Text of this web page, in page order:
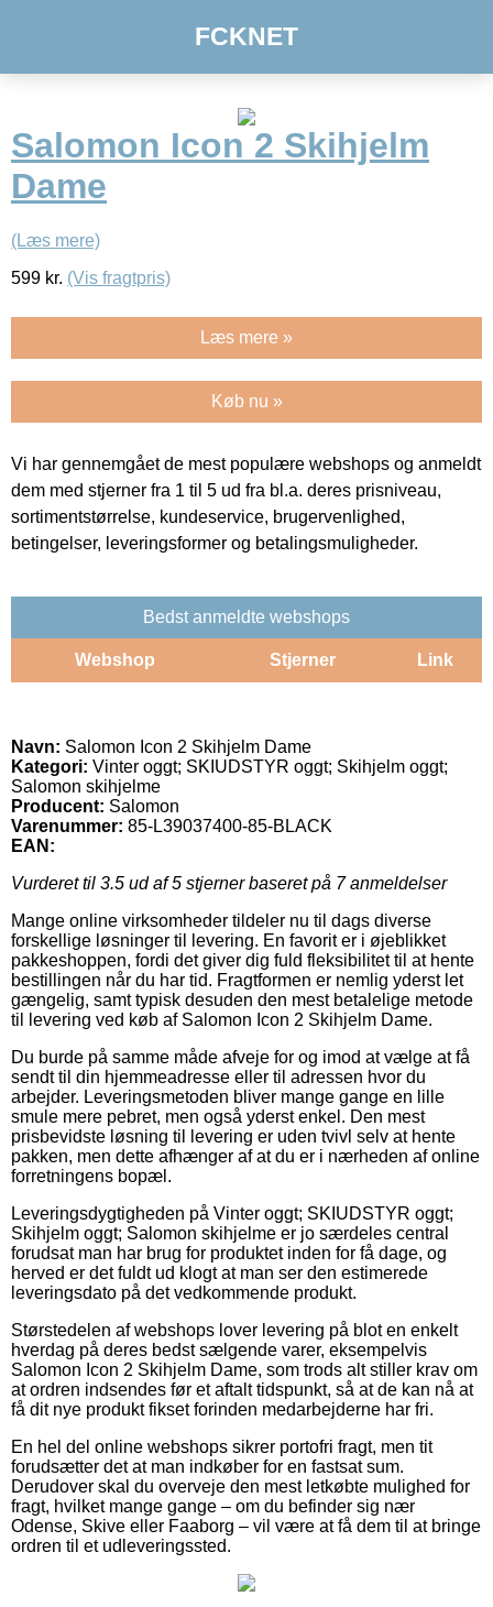
FCKNET
Salomon Icon 2 Skihjelm
Dame
(Læs mere)
599 kr. (Vis fragtpris)
Læs mere »
Køb nu »
Vi har gennemgået de mest populære webshops og anmeldt
dem med stjerner fra 1 til 5 ud fra bl.a. deres prisniveau,
sortimentstørrelse, kundeservice, brugervenlighed,
betingelser, leveringsformer og betalingsmuligheder.
Bedst anmeldte webshops
Webshop Stjerner Link
Navn: Salomon Icon 2 Skihjelm Dame
Kategori: Vinter oggt; SKIUDSTYR oggt; Skihjelm oggt;
Salomon skihjelme
Producent: Salomon
Varenummer: 85-L39037400-85-BLACK
EAN:
Vurderet til 3.5 ud af 5 stjerner baseret på 7anmeldelser
Mange online virksomheder tildeler nu til dags diverse
forskellige løsninger til levering. En favorit er i øjeblikket
pakkeshoppen, fordi det giver dig fuld fleksibilitet til at hente
bestillingen når du har tid. Fragtformen er nemlig yderst let
gængelig, samt typisk desuden den mest betalelige metode
til levering ved køb af Salomon Icon 2 Skihjelm Dame.
Du burde på samme måde afveje for og imod at vælge at få
sendt til din hjemmeadresse eller til adressen hvor du
arbejder. Leveringsmetoden bliver mange gange en lille
smule mere pebret, men også yderst enkel. Den mest
prisbevidste løsning til levering er uden tvivl selv at hente
pakken, men dette afhænger af at du er i nærheden af online
forretningens bopæl.
Leveringsdygtigheden på Vinter oggt; SKIUDSTYR oggt;
Skihjelm oggt; Salomon skihjelme er jo særdeles central
forudsat man har brug for produktet inden for få dage, og
herved er det fuldt ud klogt at man ser den estimerede
leveringsdato på det vedkommende produkt.
Størstedelen af webshops lover levering på blot en enkelt
hverdag på deres bedst sælgende varer, eksempelvis
Salomon Icon 2 Skihjelm Dame, som trods alt stiller krav om
at ordren indsendes før et aftalt tidspunkt, så at de kan nå at
få dit nye produkt fikset forinden medarbejderne har fri.
En hel del online webshops sikrer portofri fragt, men tit
forudsætter det at man indkøber for en fastsat sum.
Derudover skal du overveje den mest letkøbte mulighed for
fragt, hvilket mange gange – om du befinder sig nær
Odense, Skive eller Faaborg – vil være at få dem til at bringe
ordren til et udleveringssted.